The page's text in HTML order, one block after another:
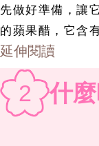
先做好準備，讓
的蘋果醋，它含
延伸閱讀
2 什